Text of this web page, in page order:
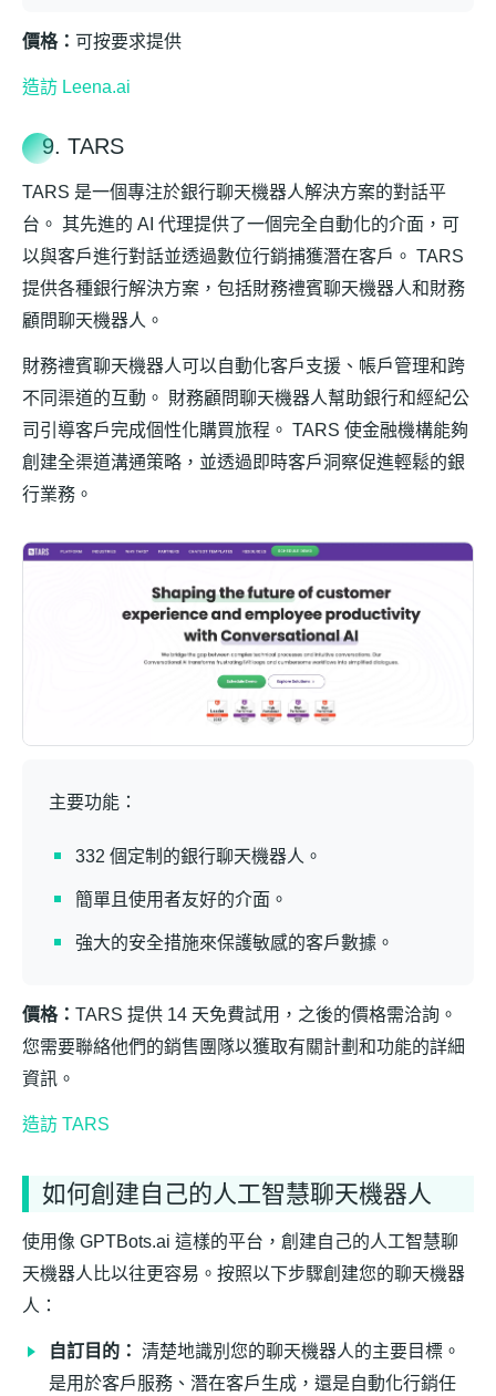
價格： 可按要求提供
造訪 Leena.ai
9. TARS
TARS 是一個專注於銀行聊天機器人解決方案的對話平
台。 其先進的 AI 代理提供了一個完全自動化的介面，可
以與客戶進行對話並透過數位行銷捕獲潛在客戶。 TARS
提供各種銀行解決方案，包括財務禮賓聊天機器人和財務
顧問聊天機器人。
財務禮賓聊天機器人可以自動化客戶支援、帳戶管理和跨
不同渠道的互動。 財務顧問聊天機器人幫助銀行和經紀公
司引導客戶完成個性化購買旅程。 TARS 使金融機構能夠
創建全渠道溝通策略，並透過即時客戶洞察促進輕鬆的銀
行業務。
主要功能：
332 個定制的銀行聊天機器人。
簡單且使用者友好的介面。
強大的安全措施來保護敏感的客戶數據。
價格： TARS 提供 14 天免費試用，之後的價格需洽詢。
您需要聯絡他們的銷售團隊以獲取有關計劃和功能的詳細
資訊。
造訪 TARS
如何創建自己的人工智慧聊天機器人
使用像 GPTBots.ai 這樣的平台，創建自己的人工智慧聊
天機器人比以往更容易。按照以下步驟創建您的聊天機器
人：
自訂目的： 清楚地識別您的聊天機器人的主要目標。
是用於客戶服務、潛在客戶生成，還是自動化行銷任